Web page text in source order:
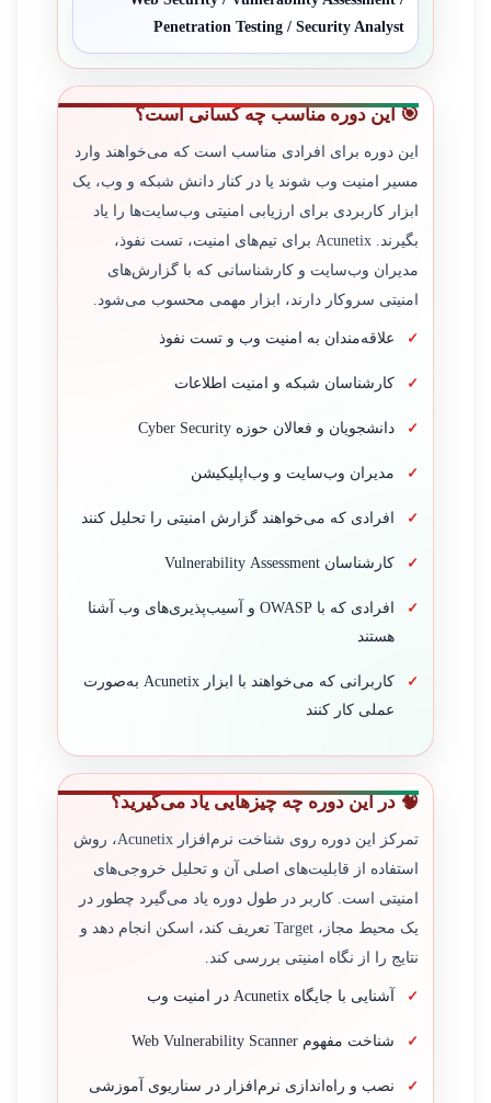
Penetration Testing / Security Analyst
🎯 این دوره مناسب چه کسانی است؟
این دوره برای افرادی مناسب است که می‌خواهند وارد
مسیر امنیت وب شوند یا در کنار دانش شبکه و وب، یک
ابزار کاربردی برای ارزیابی امنیتی وب‌سایت‌ها را یاد
بگیرند. Acunetix برای تیم‌های امنیت، تست نفوذ،
مدیران وب‌سایت و کارشناسانی که با گزارش‌های
امنیتی سروکار دارند، ابزار مهمی محسوب می‌شود.
علاقه‌مندان به امنیت وب و تست نفوذ
کارشناسان شبکه و امنیت اطلاعات
دانشجویان و فعالان حوزه Cyber Security
مدیران وب‌سایت و وب‌اپلیکیشن
افرادی که می‌خواهند گزارش امنیتی را تحلیل کنند
کارشناسان Vulnerability Assessment
افرادی که با OWASP و آسیب‌پذیری‌های وب آشنا
هستند
کاربرانی که می‌خواهند با ابزار Acunetix به‌صورت
عملی کار کنند
🧠 در این دوره چه چیزهایی یاد می‌گیرید؟
تمرکز این دوره روی شناخت نرم‌افزار Acunetix، روش
استفاده از قابلیت‌های اصلی آن و تحلیل خروجی‌های
امنیتی است. کاربر در طول دوره یاد می‌گیرد چطور در
یک محیط مجاز، Target تعریف کند، اسکن انجام دهد و
نتایج را از نگاه امنیتی بررسی کند.
آشنایی با جایگاه Acunetix در امنیت وب
شناخت مفهوم Web Vulnerability Scanner
نصب و راه‌اندازی نرم‌افزار در سناریوی آموزشی